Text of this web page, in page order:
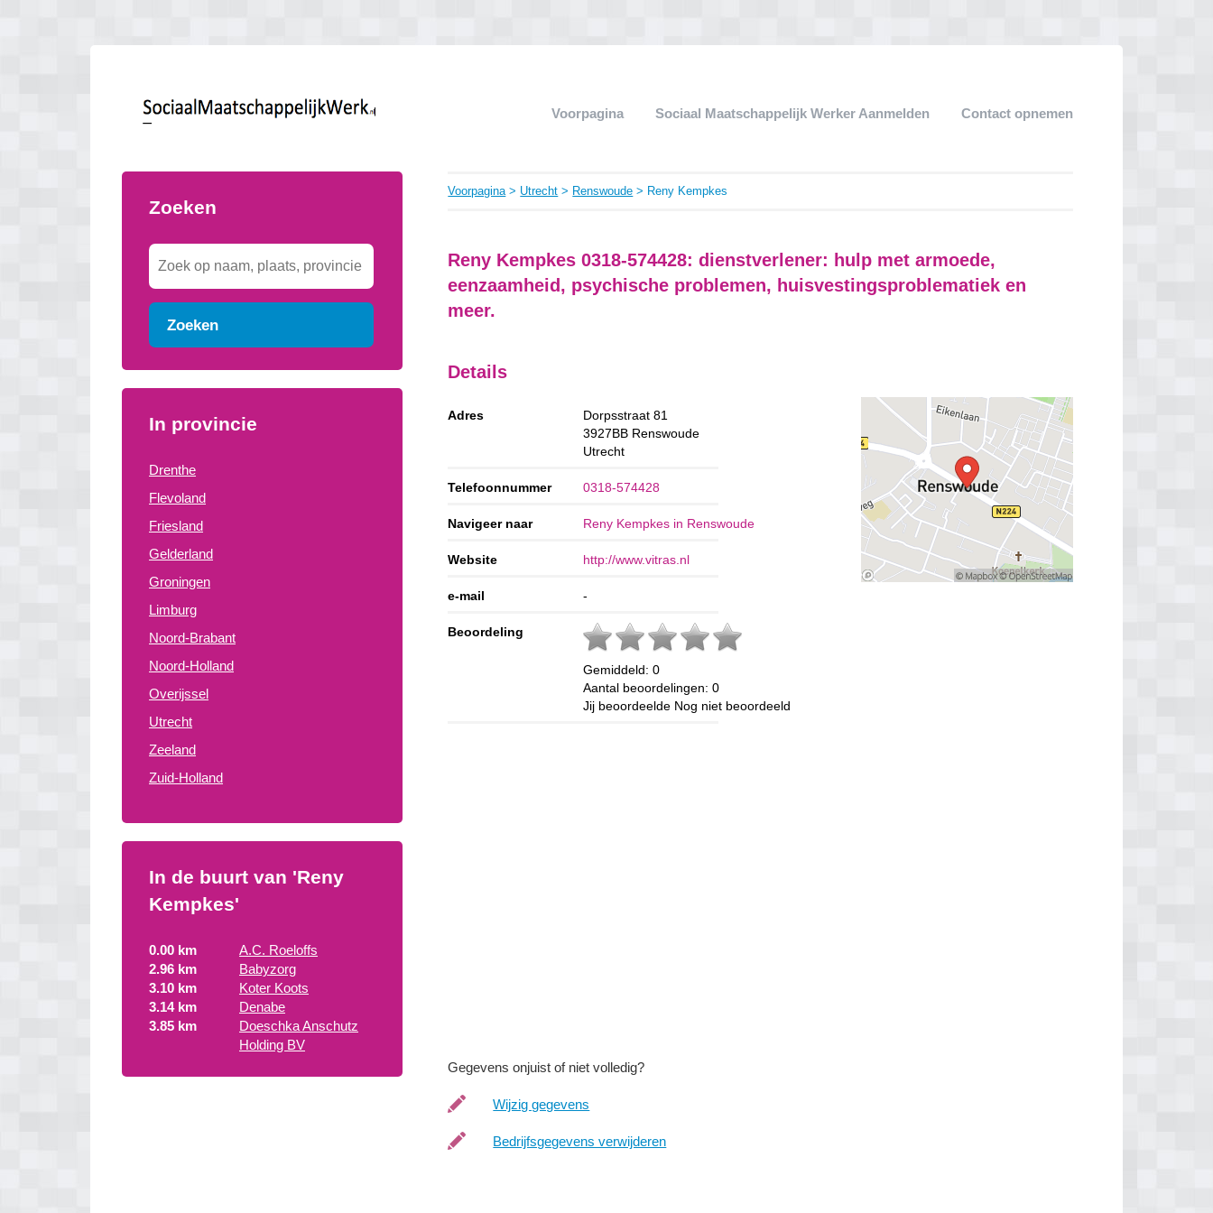
Voorpagina Sociaal Maatschappelijk Werker Aanmelden Contact opnemen
Zoeken
Zoeken
In provincie
Drenthe
Flevoland
Friesland
Gelderland
Groningen
Limburg
Noord-Brabant
Noord-Holland
Overijssel
Utrecht
Zeeland
Zuid-Holland
In de buurt van 'Reny
Kempkes'
0.00 km
A.C. Roeloffs
2.96 km
Babyzorg
3.10 km
Koter Koots
3.14 km
Denabe
3.85 km
Doeschka Anschutz
Holding BV
Voorpagina> Utrecht > Renswoude > Reny Kempkes
Reny Kempkes 0318-574428: dienstverlener: hulp met armoede,
eenzaamheid, psychische problemen, huisvestingsproblematiek en
meer.
Details
Adres
Dorpsstraat 81
3927BB Renswoude
Utrecht
Telefoonnummer 0318-574428
Navigeer naar Reny Kempkes in Renswoude
Website http://www.vitras.nl
e-mail -
Beoordeling
Gemiddeld:0
Aantal beoordelingen:0
Jij beoordeelde Nog niet beoordeeld
Gegevens onjuist of niet volledig?
Wijzig gegevens
Bedrijfsgegevens verwijderen